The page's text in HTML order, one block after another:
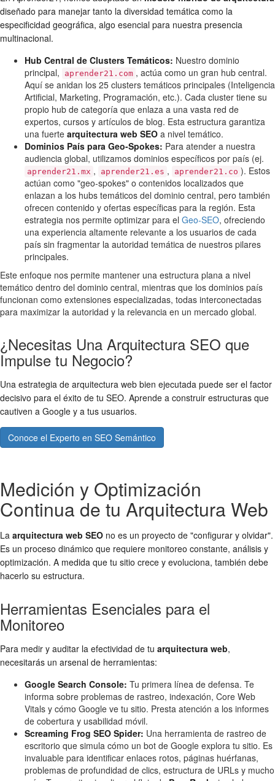
diseñado para manejar tanto la diversidad temática como la
especificidad geográfica, algo esencial para nuestra presencia
multinacional.
Hub Central de Clusters Temáticos: Nuestro dominio
principal,
aprender21.com , actúa como un gran hub central.
Aquí se anidan los 25 clusters temáticos principales (Inteligencia
Artificial, Marketing, Programación, etc.). Cada cluster tiene su
propio hub de categoría que enlaza a una vasta red de
expertos, cursos y artículos de blog. Esta estructura garantiza
una fuerte arquitectura web SEO a nivel temático.
Dominios País para Geo-Spokes: Para atender a nuestra
audiencia global, utilizamos dominios específicos por país (ej.
aprender21.mx , aprender21.es , aprender21.co ). Estos
actúan como "geo-spokes" o contenidos localizados que
enlazan a los hubs temáticos del dominio central, pero también
ofrecen contenido y ofertas específicas para la región. Esta
estrategia nos permite optimizar para el Geo-SEO, ofreciendo
una experiencia altamente relevante a los usuarios de cada
país sin fragmentar la autoridad temática de nuestros pilares
principales.
Este enfoque nos permite mantener una estructura plana a nivel
temático dentro del dominio central, mientras que los dominios país
funcionan como extensiones especializadas, todas interconectadas
para maximizar la autoridad y la relevancia en un mercado global.
¿Necesitas Una Arquitectura SEO que
Impulse tu Negocio?
Una estrategia de arquitectura web bien ejecutada puede ser el factor
decisivo para el éxito de tu SEO. Aprende a construir estructuras que
cautiven a Google y a tus usuarios.
Conoce el Experto en SEO Semántico
Medición y Optimización
Continua de tu Arquitectura Web
La arquitectura web SEO no es un proyecto de "configurar y olvidar".
Es un proceso dinámico que requiere monitoreo constante, análisis y
optimización. A medida que tu sitio crece y evoluciona, también debe
hacerlo su estructura.
Herramientas Esenciales para el
Monitoreo
Para medir y auditar la efectividad de tu arquitectura web,
necesitarás un arsenal de herramientas:
Google Search Console: Tu primera línea de defensa. Te
informa sobre problemas de rastreo, indexación, Core Web
Vitals y cómo Google ve tu sitio. Presta atención a los informes
de cobertura y usabilidad móvil.
Screaming Frog SEO Spider: Una herramienta de rastreo de
escritorio que simula cómo un bot de Google explora tu sitio. Es
invaluable para identificar enlaces rotos, páginas huérfanas,
problemas de profundidad de clics, estructura de URLs y mucho